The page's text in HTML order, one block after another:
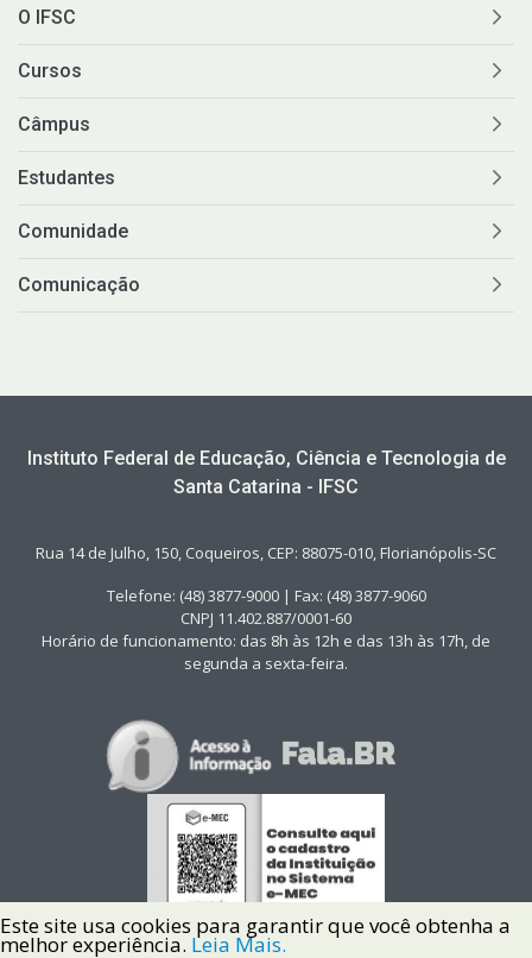
O IFSC
Cursos
Câmpus
Estudantes
Comunidade
Comunicação
Instituto Federal de Educação, Ciência e Tecnologia de
Santa Catarina - IFSC
Rua 14 de Julho, 150, Coqueiros, CEP: 88075-010, Florianópolis-SC
Telefone: (48) 3877-9000 | Fax: (48) 3877-9060
CNPJ 11.402.887/0001-60
Horário de funcionamento: das 8h às 12h e das 13h às 17h, de
segunda a sexta-feira.
Este site usa cookies para garantir que você obtenha a
melhor experiência. Leia Mais.